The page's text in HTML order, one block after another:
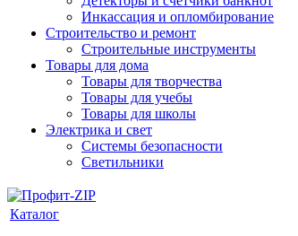
Инкассация и опломбирование
Строительство и ремонт
Строительные инструменты
Товары для дома
Товары для творчества
Товары для учебы
Товары для школы
Электрика и свет
Системы безопасности
Светильники
Каталог